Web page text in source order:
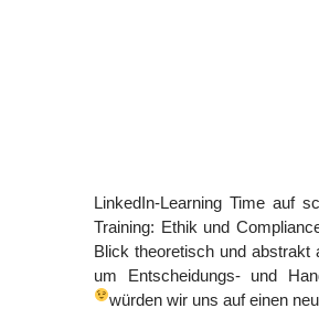
LinkedIn-Learning Time auf
Training: Ethik und
Blick theoretisch und
um Entscheidungs- und
würden wir uns auf einen